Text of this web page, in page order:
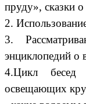
пруду», сказки
2.
3.
энциклопедий о
4.Цикл бесед
освещающих